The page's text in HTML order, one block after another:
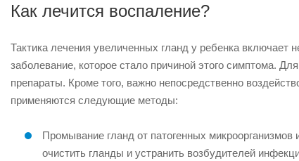
Как лечится воспаление?
Тактика лечения увеличенных гланд у ребенка включает
заболевание, которое стало причиной этого симптома.
препараты. Кроме того, важно непосредственно
применяются следующие методы:
Промывание гланд от патогенных микроорганизмов
очистить гланды и устранить возбудителей